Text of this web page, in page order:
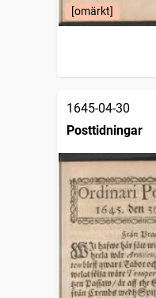
[omärkt]
1645-04-30
Posttidningar